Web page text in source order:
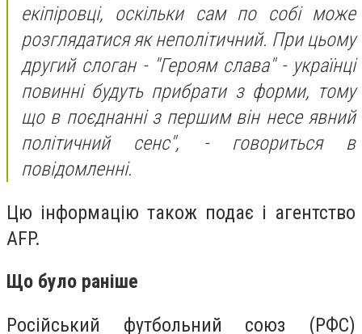
екіпіровці, оскільки сам по собі може
розглядатися як неполітичний. При цьому
другий слоган - "Героям слава" - українці
повинні будуть прибрати з форми, тому
що в поєднанні з першим він несе явний
політичний сенс", - говориться в
повідомленні.
Цю інформацію також подає і агентство
AFP.
Що було раніше
Російський футбольний союз (РФС)